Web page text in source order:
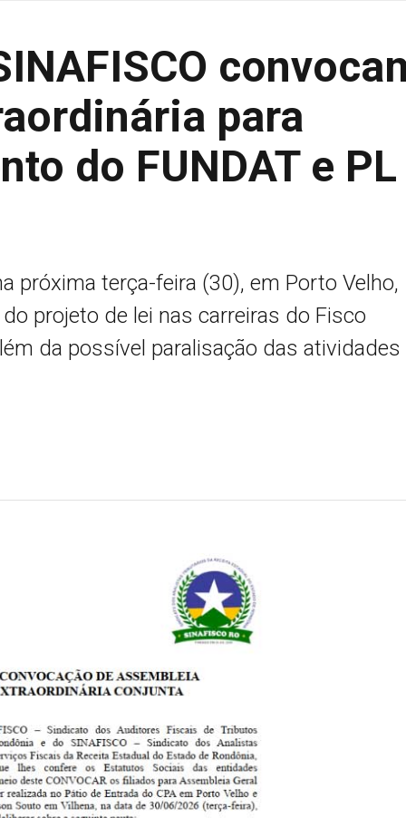
para
do FUNDAT e PL
próxima terça-feira (30), em Porto Velho,
projeto de lei nas carreiras do Fisco
da possível paralisação das atividades